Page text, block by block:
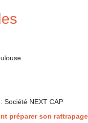
Société NEXT CAP
préparer son